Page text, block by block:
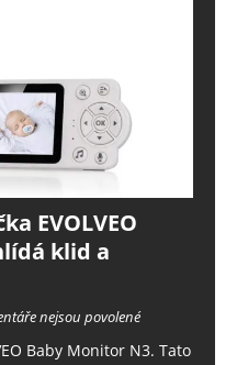
EVOLVEO
klid a
nejsou povolené
Baby Monitor N3. Tato